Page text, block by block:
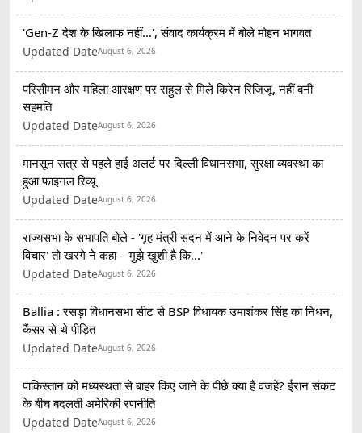
'Gen-Z देश के खिलाफ नहीं...', संवाद कार्यक्रम में बोले मोहन भागवत
Updated DateAugust 6, 2026
परिसीमन और महिला आरक्षण पर राहुल से मिले किरेन रिजिजू, नहीं बनी
सहमति
Updated DateAugust 6, 2026
मानसून सत्र से पहले हाई अलर्ट पर दिल्ली विधानसभा, सुरक्षा व्यवस्था का
हुआ फाइनल रिव्यू
Updated DateAugust 6, 2026
राज्यसभा के सभापति बोले - 'गृह मंत्री सदन में आने के निवेदन पर करें
विचार' तो खरगे ने कहा - 'मुझे खुशी है कि...'
Updated DateAugust 6, 2026
Ballia : रसड़ा विधानसभा सीट से BSP विधायक उमाशंकर सिंह का निधन,
कैंसर से थे पीड़ित
Updated DateAugust 6, 2026
पाकिस्तान को मध्यस्थता से बाहर किए जाने के पीछे क्या हैं वजहें? ईरान संकट
के बीच बदलती अमेरिकी रणनीति
Updated DateAugust 6, 2026